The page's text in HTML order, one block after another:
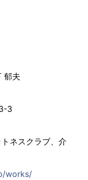
夫
3
ネスクラブ、介
works/